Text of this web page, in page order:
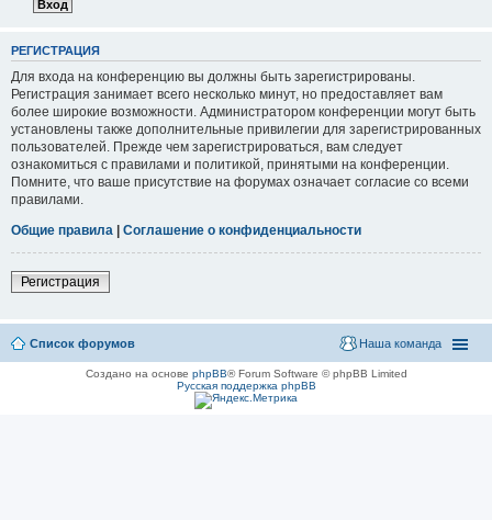
РЕГИСТРАЦИЯ
Для входа на конференцию вы должны быть зарегистрированы.
Регистрация занимает всего несколько минут, но предоставляет вам
более широкие возможности. Администратором конференции могут быть
установлены также дополнительные привилегии для зарегистрированных
пользователей. Прежде чем зарегистрироваться, вам следует
ознакомиться с правилами и политикой, принятыми на конференции.
Помните, что ваше присутствие на форумах означает согласие со всеми
правилами.
Общие правила | Соглашение о конфиденциальности
Регистрация
Список форумов Наша команда
Создано на основе phpBB® Forum Software © phpBB Limited
Русская поддержка phpBB